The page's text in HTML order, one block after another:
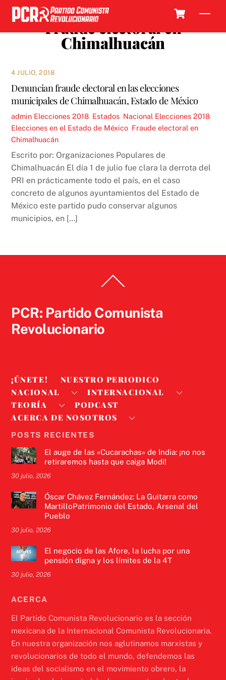
Skip
content
Fraude electoral en
Chimalhuacán
4 JULIO, 2018
Denuncian fraude electoral en las elecciones
municipales de Chimalhuacán, Estado de México
admin Elecciones 2018 Estados Nacional Elecciones 2018
Elecciones en el Estado de México Fraude electoral en
Chimalhuacán
Escrito por: Organizaciones Populares de
Chimalhuacán El día 1 de julio fue clara la derrota del
PRI en prácticamente todo el país, en el caso
concreto de algunos ayuntamientos del Estado de
México este partido pudo conservar algunos
municipios, en […]
To
PCR: Partido Comunista
Revolucionario
¡ÚNETE!
NUESTRO PERIODICO
NACIONAL
INTERNACIONAL
TEORÍA
PODCAST
ACERCA DE NOSOTROS
POSTS RECIENTES
El auge de las «Cucarachas» de India: ¡no nos
retiraremos hasta que caiga Modi!
30 julio, 2026
Óscar Chávez Fernández: La Guitarra como
MartilloPatrimonio del Estado, Arsenal del
Pueblo
30 julio, 2026
El negocio de las Afore, la lucha por una
pensión digna y los límites de la 4T
30 julio, 2026
ACERCA
El Partido Comunista Revolucionario es la sección
mexicana de la Internacional Comunista Revolucionaria.
En nuestra organización nos aglutinamos marxistas y
revolucionarios de todo el mundo, defendemos las
ideas del socialismo en el movimiento obrero, la